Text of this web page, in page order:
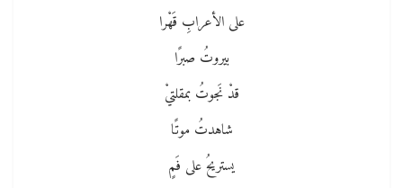
على الأعرابِ قَهْرا
بيروتُ صبرًا
قدْ نَجوتُ بمقلتيْ
شاهدتُ موتًا
يستريحُ على فَمٍ